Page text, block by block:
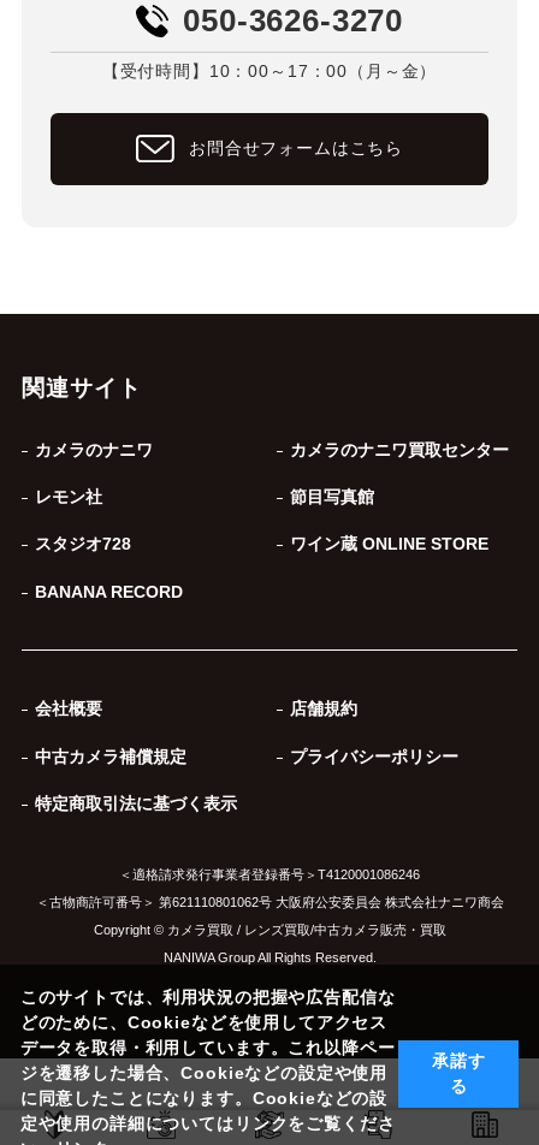
050-3626-3270
【受付時間】10：00～17：00（月～金）
お問合せフォームはこちら
関連サイト
カメラのナニワ カメラのナニワ買取センター
レモン社 節目写真館
スタジオ728 ワイン蔵 ONLINE STORE
BANANA RECORD
会社概要 店舗規約
中古カメラ補償規定 プライバシーポリシー
特定商取引法に基づく表示
＜適格請求発行事業者登録番号＞T4120001086246
＜古物商許可番号＞ 第621110801062号 大阪府公安委員会 株式会社ナニワ商会
Copyright © カメラ買取 / レンズ買取/中古カメラ販売・買取
NANIWA Group All Rights Reserved.
このサイトでは、利用状況の把握や広告配信な
どのために、Cookieなどを使用してアクセス
データを取得・利用しています。これ以降ペー
ジを遷移した場合、Cookieなどの設定や使用
に同意したことになります。Cookieなどの設
定や使用の詳細についてはリンクをご覧くださ
承諾す
る